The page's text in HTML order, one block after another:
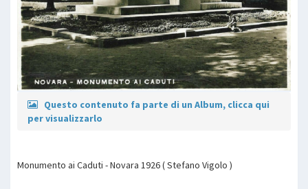
Questo contenuto fa parte di un Album, clicca qui
per visualizzarlo
Monumento ai Caduti - Novara 1926 ( Stefano Vigolo )